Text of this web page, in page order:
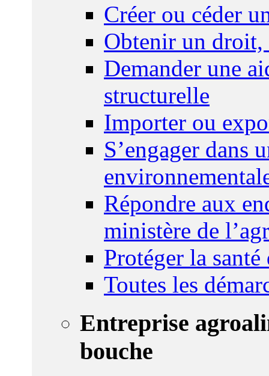
Créer ou céder
Obtenir un droit,
Demander une
structurelle
Importer ou
S’engager dans
Répondre aux
ministère de
Protéger la
Toutes les
Entreprise
bouche